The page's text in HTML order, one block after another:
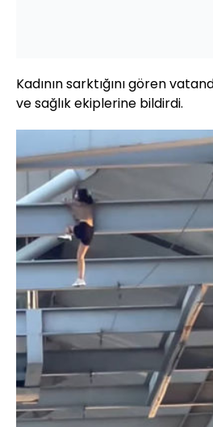
Kadının sarktığını gören
ve sağlık ekiplerine bildirdi.